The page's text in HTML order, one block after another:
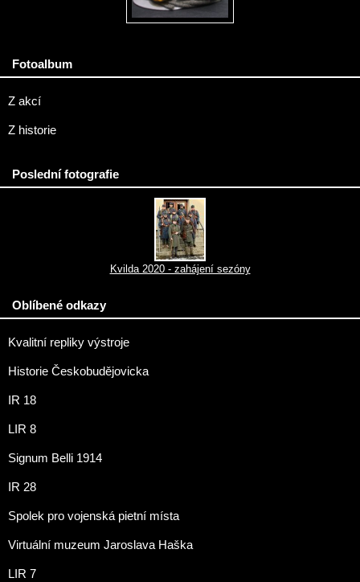
Fotoalbum
Z akcí
Z historie
Poslední fotografie
Kvilda 2020 - zahájení sezóny
Oblíbené odkazy
Kvalitní repliky výstroje
Historie Českobudějovicka
IR 18
LIR 8
Signum Belli 1914
IR 28
Spolek pro vojenská pietní místa
Virtuální muzeum Jaroslava Haška
LIR 7